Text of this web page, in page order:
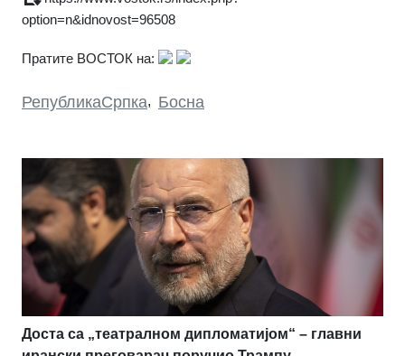
option=n&idnovost=96508
Пратите ВОСТОК на:
РепубликаСрпка, Босна
Доста са „театралном дипломатијом“ – главни